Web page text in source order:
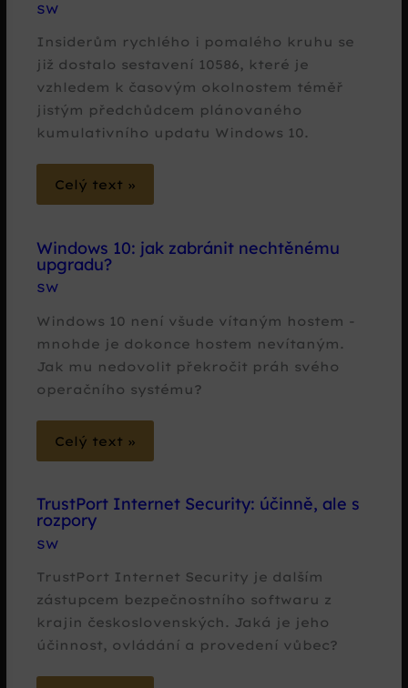
SW
Insiderům rychlého i pomalého kruhu se
již dostalo sestavení 10586, které je
vzhledem k časovým okolnostem téměř
jistým předchůdcem plánovaného
kumulativního updatu Windows 10.
Celý text »
Windows 10: jak zabránit nechtěnému
upgradu?
SW
Windows 10 není všude vítaným hostem -
mnohde je dokonce hostem nevítaným.
Jak mu nedovolit překročit práh svého
operačního systému?
Celý text »
TrustPort Internet Security: účinně, ale s
rozpory
SW
TrustPort Internet Security je dalším
zástupcem bezpečnostního softwaru z
krajin československých. Jaká je jeho
účinnost, ovládání a provedení vůbec?